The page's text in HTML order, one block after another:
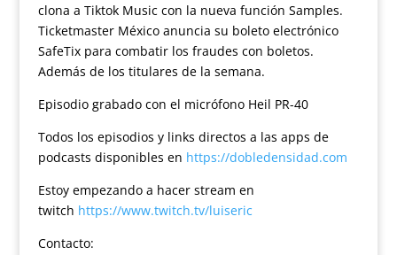
clona a Tiktok Music con la nueva función Samples.
Ticketmaster México anuncia su boleto electrónico
SafeTix para combatir los fraudes con boletos.
Además de los titulares de la semana.
Episodio grabado con el micrófono Heil PR-40
Todos los episodios y links directos a las apps de
podcasts disponibles en https://dobledensidad.com
Estoy empezando a hacer stream en
twitch https://www.twitch.tv/luiseric
Contacto: